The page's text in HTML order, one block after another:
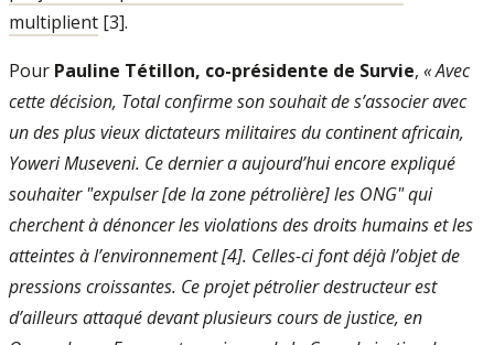
multiplient [3].
Pour Pauline Tétillon, co-présidente de Survie, « Avec
cette décision, Total confirme son souhait de s’associer avec
un des plus vieux dictateurs militaires du continent africain,
Yoweri Museveni. Ce dernier a aujourd’hui encore expliqué
souhaiter "expulser [de la zone pétrolière] les ONG" qui
cherchent à dénoncer les violations des droits humains et les
atteintes à l’environnement [4]. Celles-ci font déjà l’objet de
pressions croissantes. Ce projet pétrolier destructeur est
d’ailleurs attaqué devant plusieurs cours de justice, en